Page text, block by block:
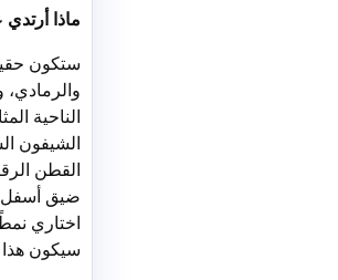
ماذا
ستكون
الناحية
الشيفون
القطن
ضيق أسفل
اختاري
سيكون